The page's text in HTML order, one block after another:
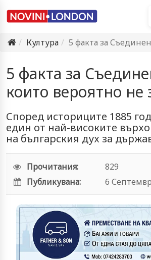
Култура
5 факта за Съединението,
5 факта за
които вероятно не
Според историците 1885
един от най-високите
на българския дух за
Прочитания:
829
Публикувана:
6